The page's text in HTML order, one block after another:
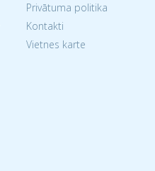
Privātuma politika
Kontakti
Vietnes karte